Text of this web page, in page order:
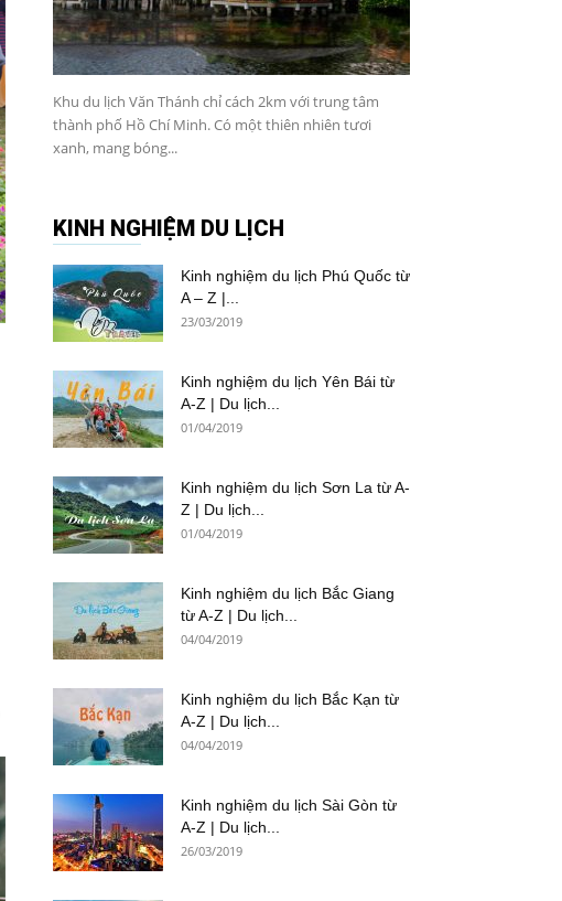
Khu du lịch Văn Thánh chỉ cách 2km với trung tâm
thành phố Hồ Chí Minh. Có một thiên nhiên tươi
xanh, mang bóng...
KINH NGHIỆM DU LỊCH
Kinh nghiệm du lịch Phú Quốc từ
A – Z |...
23/03/2019
Kinh nghiệm du lịch Yên Bái từ
A-Z | Du lịch...
01/04/2019
Kinh nghiệm du lịch Sơn La từ A-
Z | Du lịch...
01/04/2019
Kinh nghiệm du lịch Bắc Giang
từ A-Z | Du lịch...
04/04/2019
Kinh nghiệm du lịch Bắc Kạn từ
A-Z | Du lịch...
04/04/2019
Kinh nghiệm du lịch Sài Gòn từ
A-Z | Du lịch...
26/03/2019